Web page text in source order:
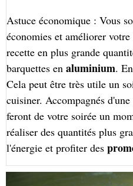
Astuce économique : Vous
économies et améliorer
recette en plus grande
barquettes enaluminium.
Cela peut être très utile un
cuisiner. Accompagnés
feront de votre soirée un
réaliser des quantités plus
l'énergie et profiter des